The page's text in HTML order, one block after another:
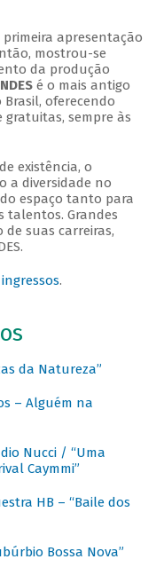
primeira apresentação
mostrou-se
da produção
é o mais antigo
oferecendo
gratuitas, sempre às
existência, o
a diversidade no
espaço tanto para
talentos. Grandes
de suas carreiras,
.
da Natureza”
– Alguém na
Nucci / “Uma
Caymmi”
HB – “Baile dos
Bossa Nova”